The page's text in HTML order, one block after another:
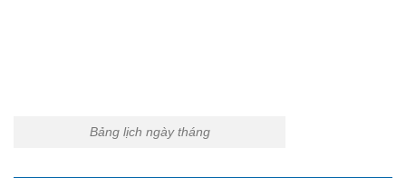
Bảng lịch ngày tháng